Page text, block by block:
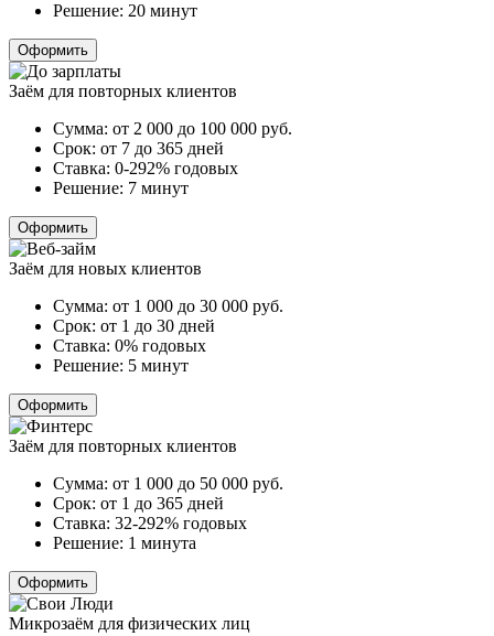
Решение: 20 минут
Оформить
Заём для повторных клиентов
Сумма: от 2 000 до 100 000 руб.
Срок: от 7 до 365 дней
Ставка: 0-292% годовых
Решение: 7 минут
Оформить
Заём для новых клиентов
Сумма: от 1 000 до 30 000 руб.
Срок: от 1 до 30 дней
Ставка: 0% годовых
Решение: 5 минут
Оформить
Заём для повторных клиентов
Сумма: от 1 000 до 50 000 руб.
Срок: от 1 до 365 дней
Ставка: 32-292% годовых
Решение: 1 минута
Оформить
Микрозаём для физических лиц